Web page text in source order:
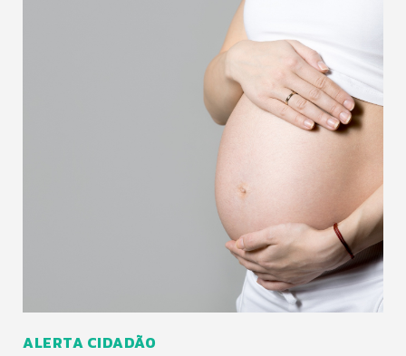
ALERTA CIDADÃO